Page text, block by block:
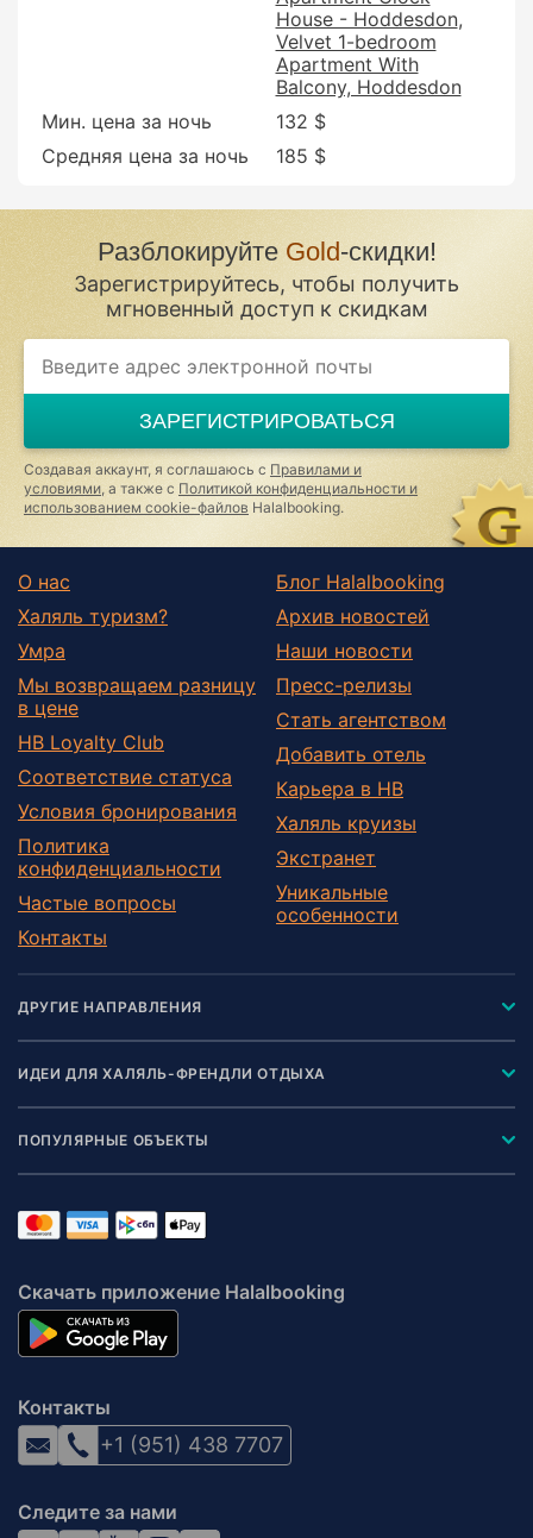
House - Hoddesdon
Velvet 1-bedroom
Apartment With
Balcony, Hoddesdon
Мин. цена за ночь
132 $
Средняя цена за ночь
185 $
Разблокируйте Gold-скидки!
Зарегистрируйтесь, чтобы получить
мгновенный доступ к скидкам
If
you
ignore
this
field
ЗАРЕГИСТРИРОВАТЬСЯ
Создавая аккаунт, я соглашаюсь с Правилами и
условиями , а также с Политикой конфиденциальности и
использованием cookie-файлов Halalbooking.
О нас
Халяль туризм?
Умра
Мы возвращаем разницу
в цене
HB Loyalty Club
Соответствие статуса
Условия бронирования
Политика
конфиденциальности
Частые вопросы
Контакты
Блог Halalbooking
Архив новостей
Наши новости
Пресс-релизы
Стать агентством
Добавить отель
Карьера в HB
Халяль круизы
Экстранет
Уникальные
особенности
ДРУГИЕ НАПРАВЛЕНИЯ
ИДЕИ ДЛЯ ХАЛЯЛЬ-ФРЕНДЛИ ОТДЫХА
ПОПУЛЯРНЫЕ ОБЪЕКТЫ
Скачать приложение Halalbooking
Контакты
+1 (951) 438 7707
Следите за нами